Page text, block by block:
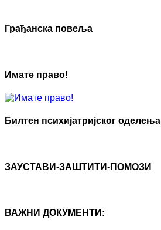
Грађанска повеља
Имате право!
Билтен психијатријског оделења
ЗАУСТАВИ-ЗАШТИТИ-ПОМОЗИ
ВАЖНИ ДОКУМЕНТИ: